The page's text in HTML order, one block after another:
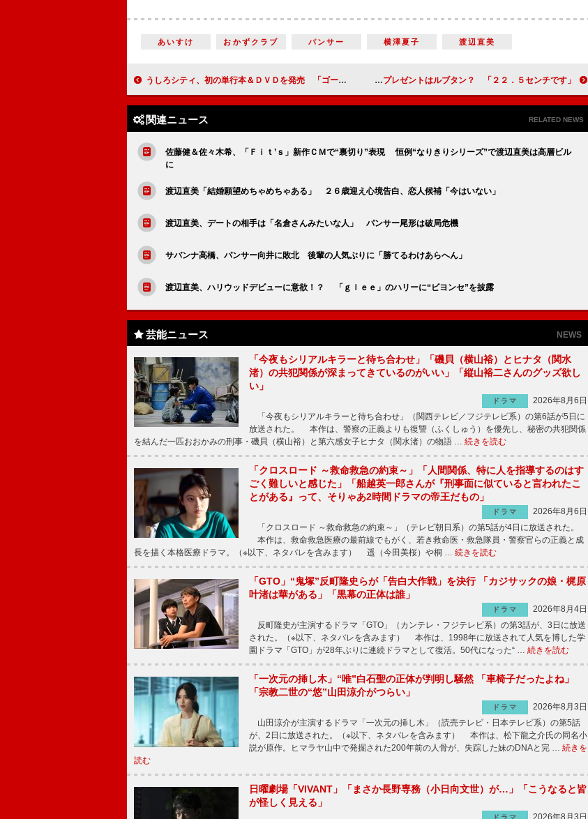
あいすけ おかずクラブ パンサー 横澤夏子 渡辺直美
うしろシティ、初の単行本＆ＤＶＤを発売 「ゴールデンタイムに顔を出したい」 板野友美、クリスマスプレゼントはルブタン？ 「２２．５センチです」
関連ニュース RELATED NEWS
佐藤健＆佐々木希、「Ｆｉｔ’ｓ」新作ＣＭで“裏切り”表現 恒例“なりきりシリーズ”で渡辺直美は高層ビル
に
渡辺直美「結婚願望めちゃめちゃある」 ２６歳迎え心境告白、恋人候補「今はいない」
渡辺直美、デートの相手は「名倉さんみたいな人」 パンサー尾形は破局危機
サバンナ高橋、パンサー向井に敗北 後輩の人気ぶりに「勝てるわけあらへん」
渡辺直美、ハリウッドデビューに意欲！？ 「ｇｌｅｅ」のハリーに“ビヨンセ”を披露
芸能ニュース NEWS
「今夜もシリアルキラーと待ち合わせ」「磯貝（横山裕）とヒナタ（関水
渚）の共犯関係が深まってきているのがいい」「縦山裕二さんのグッズ欲し
い」
ドラマ
2026年8月6日
「今夜もシリアルキラーと待ち合わせ」（関西テレビ／フジテレビ系）の第6話が5日に
放送された。 本作は、警察の正義よりも復讐（ふくしゅう）を優先し、秘密の共犯関係
を結んだ一匹おおかみの刑事・磯貝（横山裕）と第六感女子ヒナタ（関水渚）の物語 … 続きを読む
「クロスロード ～救命救急の約束～」「人間関係、特に人を指導するのはす
ごく難しいと感じた」「船越英一郎さんが『刑事面に似ていると言われたこ
とがある』って、そりゃあ2時間ドラマの帝王だもの」
ドラマ
2026年8月6日
「クロスロード ～救命救急の約束～」（テレビ朝日系）の第5話が4日に放送された。
本作は、救命救急医療の最前線でもがく、若き救命医・救急隊員・警察官らの正義と成
長を描く本格医療ドラマ。（※以下、ネタバレを含みます） 遥（今田美桜）や桐 … 続きを読む
「GTO」“鬼塚”反町隆史らが「告白大作戦」を決行 「カジサックの娘・梶原
叶渚は華がある」「黒幕の正体は誰」
ドラマ
2026年8月4日
反町隆史が主演するドラマ「GTO」（カンテレ・フジテレビ系）の第3話が、3日に放送
された。（※以下、ネタバレを含みます） 本作は、1998年に放送されて人気を博した学
園ドラマ「GTO」が28年ぶりに連続ドラマとして復活。50代になった“ … 続きを読む
「一次元の挿し木」“唯”白石聖の正体が判明し騒然 「車椅子だったよね」
「宗教二世の“悠”山田涼介がつらい」
ドラマ
2026年8月3日
山田涼介が主演するドラマ「一次元の挿し木」（読売テレビ・日本テレビ系）の第5話
が、2日に放送された。（※以下、ネタバレを含みます） 本作は、松下龍之介氏の同名小
説が原作。ヒマラヤ山中で発掘された200年前の人骨が、失踪した妹のDNAと完 … 続きを
読む
日曜劇場「VIVANT」「まさか長野専務（小日向文世）が…」「こうなると皆
が怪しく見える」
ドラマ 2026年8月3日